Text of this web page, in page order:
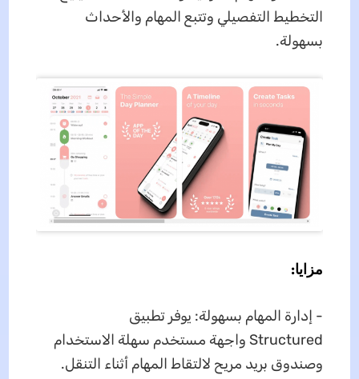
التخطيط التفصيلي وتتبع المهام والأحداث
بسهولة.
مزايا:
- إدارة المهام بسهولة: يوفر تطبيق
Structured واجهة مستخدم سهلة الاستخدام
وصندوق بريد مريح لالتقاط المهام أثناء التنقل.